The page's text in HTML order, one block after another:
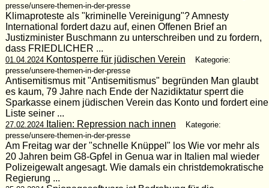
presse/unsere-themen-in-der-presse
Klimaproteste als "kriminelle Vereinigung"? Amnesty
International fordert dazu auf, einen Offenen Brief an
Justizminister Buschmann zu unterschreiben und zu fordern,
dass FRIEDLICHER ...
01.04.2024Kontosperre für jüdischen Verein
Kategorie:
presse/unsere-themen-in-der-presse
Antisemitismus mit "Antisemitismus" begründen Man glaubt
es kaum, 79 Jahre nach Ende der Nazidiktatur sperrt die
Sparkasse einem jüdischen Verein das Konto und fordert eine
Liste seiner ...
27.02.2024Italien: Repression nach innen
Kategorie:
presse/unsere-themen-in-der-presse
Am Freitag war der "schnelle Knüppel" los Wie vor mehr als
20 Jahren beim G8-Gpfel in Genua war in Italien mal wieder
Polizeigewalt angesagt. Wie damals ein christdemokratische
Regierung ...